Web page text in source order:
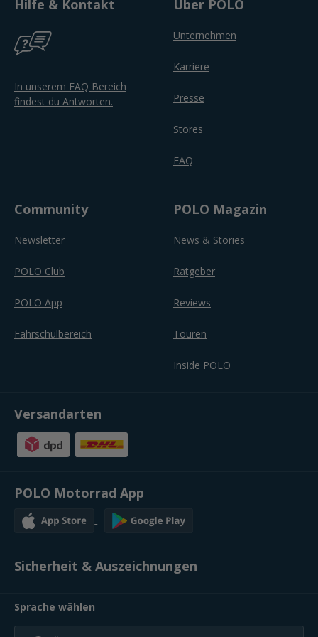
Hilfe & Kontakt
In unserem FAQ Bereich
findest du Antworten.
Über POLO
Unternehmen
Karriere
Presse
Stores
FAQ
Community
Newsletter
POLO Club
POLO App
Fahrschulbereich
POLO Magazin
News & Stories
Ratgeber
Reviews
Touren
Inside POLO
Versandarten
POLO Motorrad App
Sicherheit & Auszeichnungen
Sprache wählen